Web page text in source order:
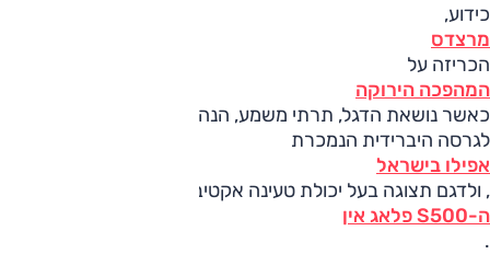
כידוע,
מרצדס
הכריזה על
המהפכה הירוקה
לגרסה היברידית הנמכרת
אפילו בישראל
, ולדגם תצוגה בעל יכולת טעינה אקטיבית (פלאג אין),
ה-S500 פלאג אין
.